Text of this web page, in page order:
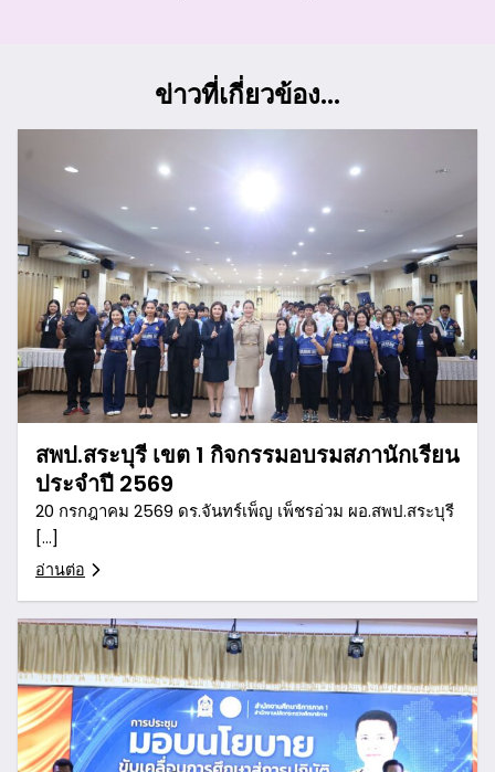
ข่าวที่เกี่ยวข้อง...
สพป.สระบุรี เขต 1 กิจกรรมอบรมสภานักเรียน
ประจำปี 2569
20 กรกฎาคม 2569 ดร.จันทร์เพ็ญ เพ็ชรอ่วม ผอ.สพป.สระบุรี
[…]
อ่านต่อ